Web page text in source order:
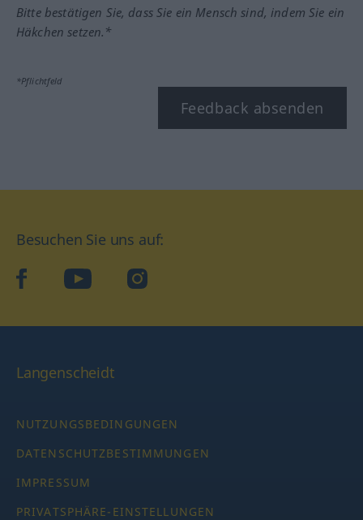
Bitte bestätigen Sie, dass Sie ein Mensch sind, indem Sie ein
Häkchen setzen.*
*Pflichtfeld
Feedback absenden
Besuchen Sie uns auf:
facebookYouTube Instagram
Langenscheidt
NUTZUNGSBEDINGUNGEN
DATENSCHUTZBESTIMMUNGEN
IMPRESSUM
PRIVATSPHÄRE-EINSTELLUNGEN